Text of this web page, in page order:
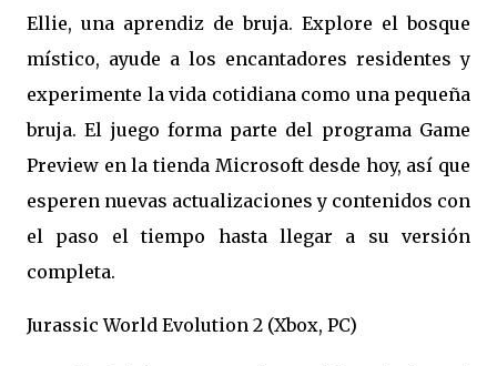
Ellie, una aprendiz de bruja. Explore el bosque
místico, ayude a los encantadores residentes y
experimente la vida cotidiana como una pequeña
bruja. El juego forma parte del programa Game
Preview en la tienda Microsoft desde hoy, así que
esperen nuevas actualizaciones y contenidos con
el paso el tiempo hasta llegar a su versión
completa.
Jurassic World Evolution 2 (Xbox, PC)